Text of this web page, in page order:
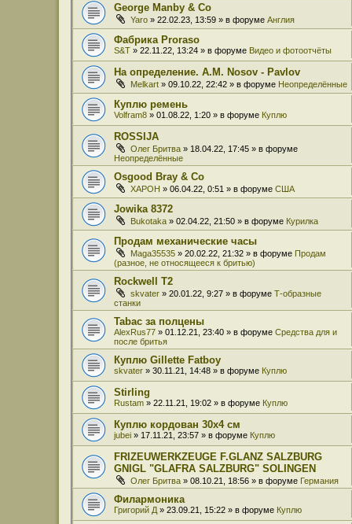
George Manby & Co
Yaro » 22.02.23, 13:59 » в форуме Англия
Фабрика Proraso
S&T » 22.11.22, 13:24 » в форуме Видео и фотоотчёты
На определение. A.M. Nosov - Pavlov
Melkart » 09.10.22, 22:42 » в форуме Неопределённые
Куплю ремень
Volfram8 » 01.08.22, 1:20 » в форуме Куплю
ROSSIJA
Олег Бритва » 18.04.22, 17:45 » в форуме
Неопределённые
Osgood Bray & Co
XAPOH » 06.04.22, 0:51 » в форуме США
Jowika 8372
Bukotaka » 02.04.22, 21:50 » в форуме Курилка
Продам механические часы
Maga35535 » 20.02.22, 21:32 » в форуме Продам
(разное, не относящееся к бритью)
Rockwell T2
skvater » 20.01.22, 9:27 » в форуме Т-образные
станки
Tabac за полцены
AlexRus77 » 01.12.21, 23:40 » в форуме Средства для и
после бритья
Куплю Gillette Fatboy
skvater » 30.11.21, 14:48 » в форуме Куплю
Stirling
Rustam » 22.11.21, 19:02 » в форуме Куплю
Куплю кордован 30x4 см
jubei » 17.11.21, 23:57 » в форуме Куплю
FRIZEUWERKZEUGE F.GLANZ SALZBURG
GNIGL "GLAFRA SALZBURG" SOLINGEN
Олег Бритва » 08.10.21, 18:56 » в форуме Германия
Филармоника
Григорий Д » 23.09.21, 15:22 » в форуме Куплю